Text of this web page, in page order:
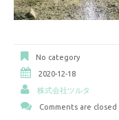
No category
2020-12-18
株式会社ツルタ
Comments are closed